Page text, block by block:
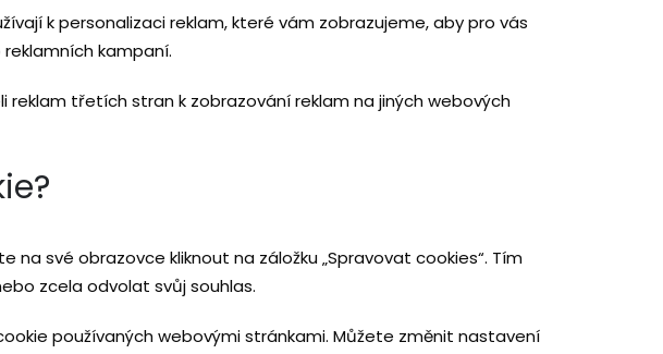
k personalizaci reklam, které vám zobrazujeme, aby pro vás
kampaní.
třetích stran k zobrazování reklam na jiných webových
své obrazovce kliknout na záložku „Spravovat cookies“. Tím
zcela odvolat svůj souhlas.
používaných webovými stránkami. Můžete změnit nastavení